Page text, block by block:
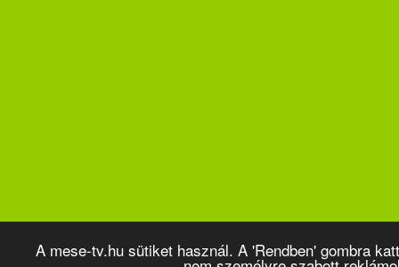
A mese-tv.hu sütiket használ. A 'Rendben' gombra